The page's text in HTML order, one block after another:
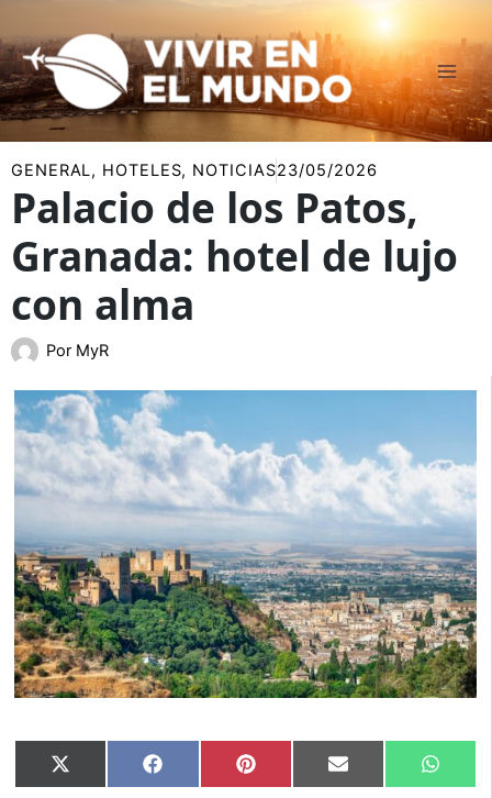
al
contenido
GENERAL, HOTELES, NOTICIAS23/05/2026
Palacio de los Patos,
Granada: hotel de lujo
con alma
Por MyR
Compartir
en
X
(Twitter)
Compartir
en
Facebook Compartir
en
Pinterest Compartir
en
Email
en